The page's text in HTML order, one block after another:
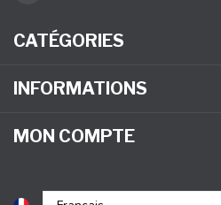
CATÉGORIES
INFORMATIONS
MON COMPTE